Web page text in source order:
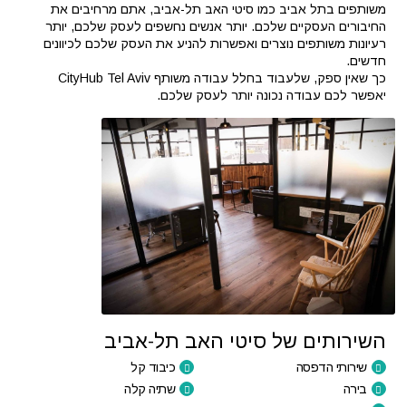
משותפים בתל אביב כמו סיטי האב תל-אביב, אתם מרחיבים את
החיבורים העסקיים שלכם. יותר אנשים נחשפים לעסק שלכם, יותר
רעיונות משותפים נוצרים ואפשרות להניע את העסק שלכם לכיוונים
חדשים.
כך שאין ספק, שלעבוד בחלל עבודה משותף CityHub Tel Aviv
יאפשר לכם עבודה נכונה יותר לעסק שלכם.
השירותים של סיטי האב תל-אביב
שירותי הדפסה
כיבוד קל
בירה
שתיה קלה